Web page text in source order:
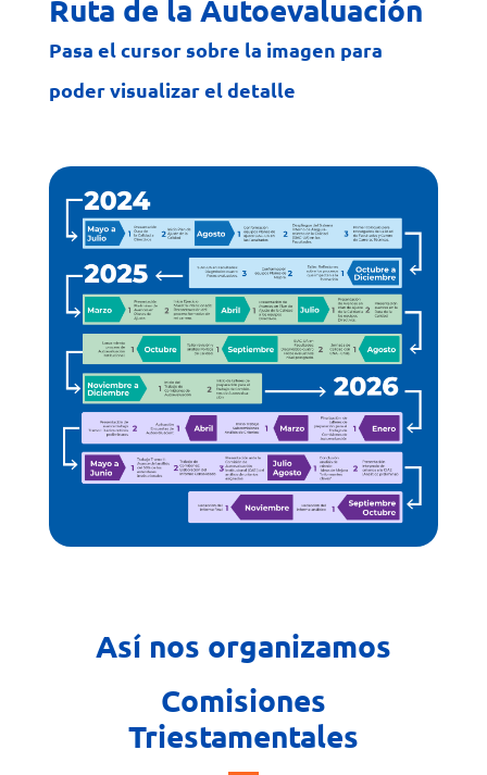
Ruta de la Autoevaluación
Pasa el cursor sobre la imagen para
poder visualizar el detalle
Así nos organizamos
Comisiones
Triestamentales